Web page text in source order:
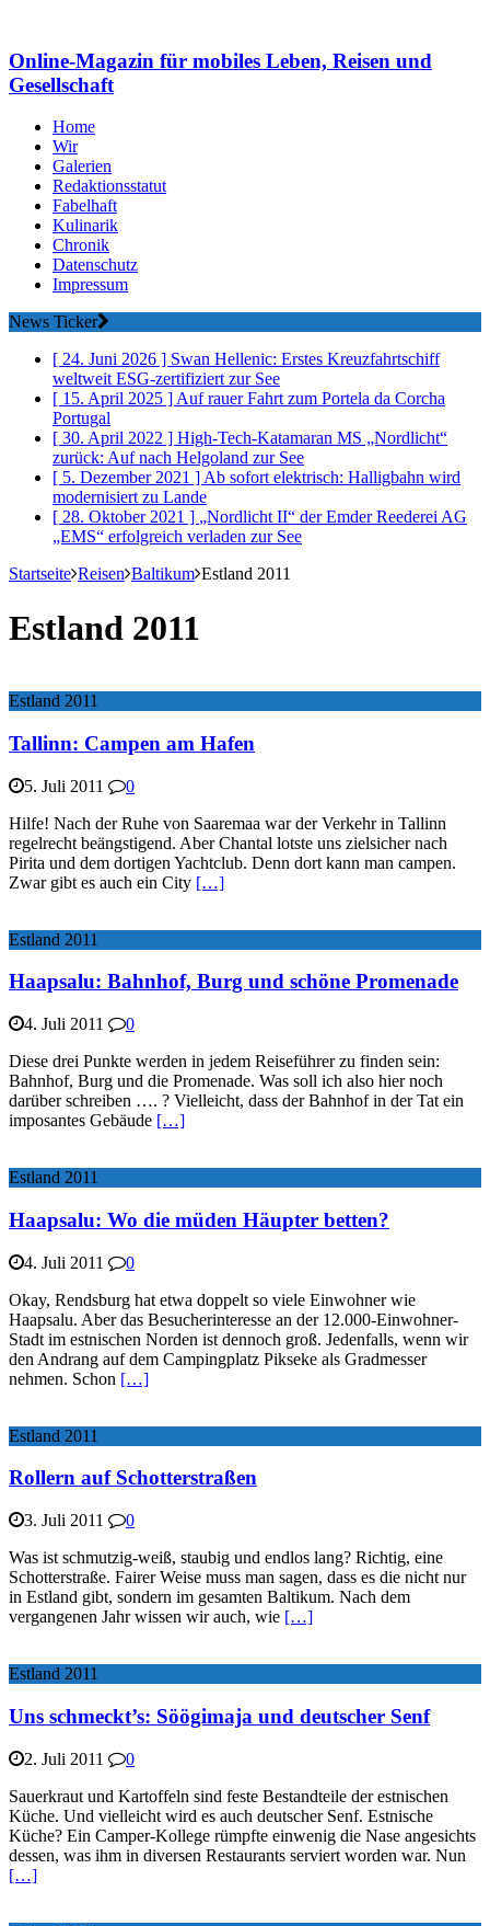
Online-Magazin für mobiles Leben, Reisen und
Gesellschaft
Home
Wir
Galerien
Redaktionsstatut
Fabelhaft
Kulinarik
Chronik
Datenschutz
Impressum
News Ticker
[ 24. Juni 2026 ] Swan Hellenic: Erstes Kreuzfahrtschiff
weltweit ESG-zertifiziertzur See
[ 15. April 2025 ]Auf rauer Fahrt zum Portela da Corcha
Portugal
[ 30. April 2022 ] High-Tech-Katamaran MS „Nordlicht“
zurück: Auf nach Helgoland zur See
[ 5. Dezember 2021 ]Ab sofort elektrisch: Halligbahn wird
modernisiertzu Lande
[ 28. Oktober 2021 ] „Nordlicht II“ der Emder Reederei AG
„EMS“ erfolgreich verladen zur See
Startseite Reisen Baltikum Estland 2011
Estland 2011
Estland 2011
Tallinn: Campen am Hafen
5. Juli 2011
0
Hilfe! Nach der Ruhe von Saaremaa war der Verkehr in Tallinn
regelrecht beängstigend. Aber Chantal lotste uns zielsicher nach
Pirita und dem dortigen Yachtclub. Denn dort kann man campen.
Zwar gibt es auch ein City […]
Estland 2011
Haapsalu: Bahnhof, Burg und schöne Promenade
4. Juli 2011
0
Diese drei Punkte werden in jedem Reiseführer zu finden sein:
Bahnhof, Burg und die Promenade. Was soll ich also hier noch
darüber schreiben …. ? Vielleicht, dass der Bahnhof in der Tat ein
imposantes Gebäude […]
Estland 2011
Haapsalu: Wo die müden Häupter betten?
4. Juli 2011
0
Okay, Rendsburg hat etwa doppelt so viele Einwohner wie
Haapsalu. Aber das Besucherinteresse an der 12.000-Einwohner-
Stadt im estnischen Norden ist dennoch groß. Jedenfalls, wenn wir
den Andrang auf dem Campingplatz Pikseke als Gradmesser
nehmen. Schon […]
Estland 2011
Rollern auf Schotterstraßen
3. Juli 2011
0
Was ist schmutzig-weiß, staubig und endlos lang? Richtig, eine
Schotterstraße. Fairer Weise muss man sagen, dass es die nicht nur
in Estland gibt, sondern im gesamten Baltikum. Nach dem
vergangenen Jahr wissen wir auch, wie […]
Estland 2011
Uns schmeckt’s: Söögimaja und deutscher Senf
2. Juli 2011
0
Sauerkraut und Kartoffeln sind feste Bestandteile der estnischen
Küche. Und vielleicht wird es auch deutscher Senf. Estnische
Küche? Ein Camper-Kollege rümpfte einwenig die Nase angesichts
dessen, was ihm in diversen Restaurants serviert worden war. Nun
[…]